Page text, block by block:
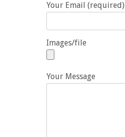
Your Email (required)
Images/file
Your Message